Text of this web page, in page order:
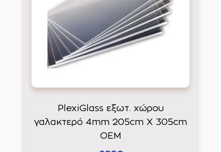
PlexiGlass εξωτ. χώρου
γαλακτερό 4mm 205cm X 305cm
ΟΕΜ